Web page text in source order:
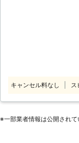
キャンセル料なし
※⼀部業者情報は公開されて